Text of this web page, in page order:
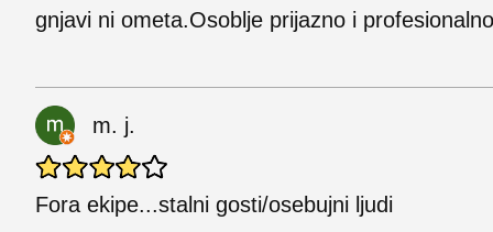
gnjavi ni ometa.Osoblje prijazno i
m. j.
Fora ekipe...stalni gosti/osebujni ljudi